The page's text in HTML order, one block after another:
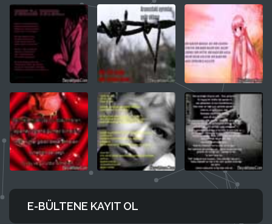
E-BÜLTENE KAYIT OL